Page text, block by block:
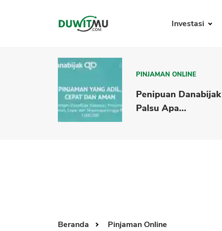
Investasi
PINJAMAN ONLINE
Penipuan Danabijak
Palsu Apa...
Beranda Pinjaman Online